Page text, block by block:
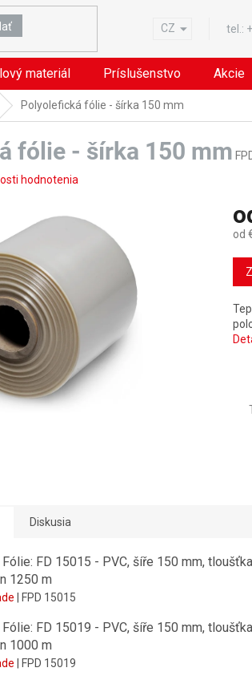
CZ tel.:
materiál Príslušenstvo Akcie
Polyolefická fólie - šírka 150 mm
fólie - šírka 150 mm
hodnotenia
od
Diskusia
Fólie: FD 15015 - PVC, šíře 150 mm, tloušťka
1250 m
| FPD 15015
Fólie: FD 15019 - PVC, šíře 150 mm, tloušťka
1000 m
| FPD 15019